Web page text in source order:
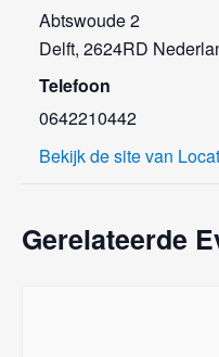
Abtswoude 2
Delft, 2624RD
Telefoon
0642210442
Bekijk de site van
Gerelateerde